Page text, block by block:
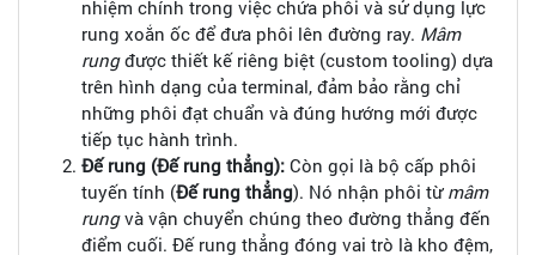
nhiệm chính trong việc chứa phôi và sử dụng lực
rung xoắn ốc để đưa phôi lên đường ray. Mâm
rungđược thiết kế riêng biệt (custom tooling) dựa
trên hình dạng của terminal, đảm bảo rằng chỉ
những phôi đạt chuẩn và đúng hướng mới được
tiếp tục hành trình.
Đế rung (Đế rung thẳng): Còn gọi là bộ cấp phôi
tuyến tính (Đế rung thẳng). Nó nhận phôi từ mâm
rungvà vận chuyển chúng theo đường thẳng đến
điểm cuối. Đế rung thẳng đóng vai trò là kho đệm,